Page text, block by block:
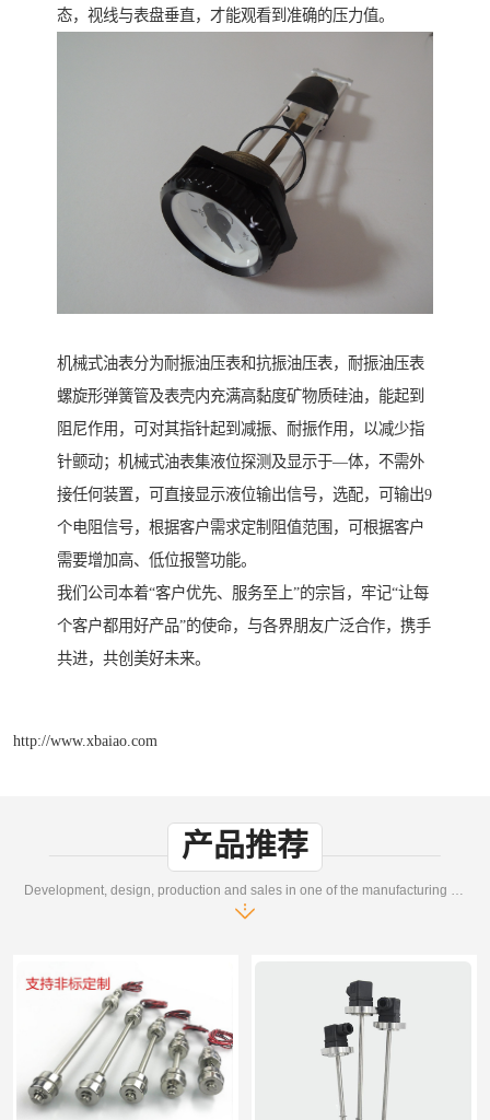
态，视线与表盘垂直，才能观看到准确的压力值。
机械式油表分为耐振油压表和抗振油压表，耐振油压表
螺旋形弹簧管及表壳内充满高黏度矿物质硅油，能起到
阻尼作用，可对其指针起到减振、耐振作用，以减少指
针颤动；机械式油表集液位探测及显示于—体，不需外
接任何装置，可直接显示液位输出信号，选配，可输出9
个电阻信号，根据客户需求定制阻值范围，可根据客户
需要增加高、低位报警功能。
我们公司本着“客户优先、服务至上”的宗旨，牢记“让每
个客户都用好产品”的使命，与各界朋友广泛合作，携手
共进，共创美好未来。
http://www.xbaiao.com
产品推荐